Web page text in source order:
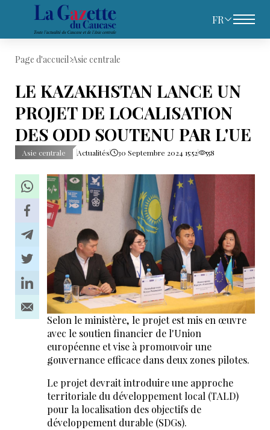
FR
Page d'accueil Asie centrale
LE KAZAKHSTAN LANCE UN
PROJET DE LOCALISATION
DES ODD SOUTENU PAR L'UE
Asie centrale Actualités 30 Septembre 2024 15:52 558
Selon le ministère, le projet est mis en œuvre
avec le soutien financier de l'Union
européenne et vise à promouvoir une
gouvernance efficace dans deux zones pilotes.
Le projet devrait introduire une approche
territoriale du développement local (TALD)
pour la localisation des objectifs de
développement durable (SDGs).